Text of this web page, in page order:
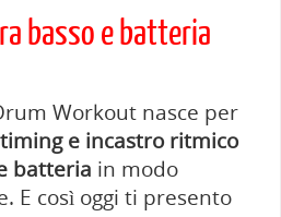
basso e batteria
Workout nasce per
e incastro ritmico
batteria in modo
E così oggi ti presento